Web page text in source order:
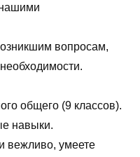
нашими
вопросам,
общего (9 классов).
навыки.
вежливо, умеете